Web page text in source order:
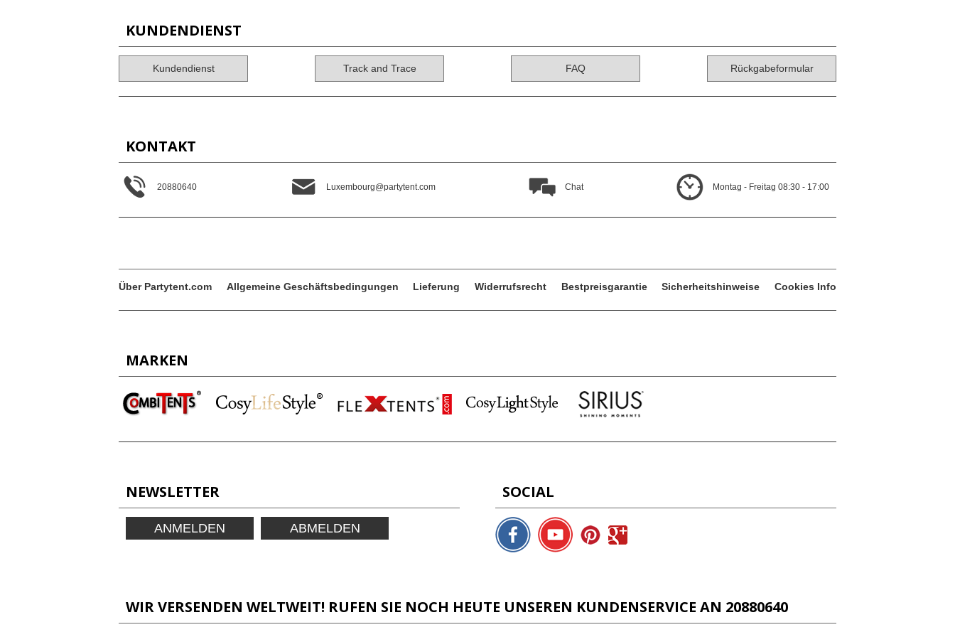
KUNDENDIENST
Kundendienst Track and Trace FAQ Rückgabeformular
KONTAKT
20880640 Luxembourg@partytent.com Chat Montag - Freitag 08:30 - 17:00
Über Partytent.com Allgemeine Geschäftsbedingungen Lieferung Widerrufsrecht Bestpreisgarantie Sicherheitshinweise Cookies Info
MARKEN
NEWSLETTER
ANMELDEN ABMELDEN
SOCIAL
WIR VERSENDEN WELTWEIT! RUFEN SIE NOCH HEUTE UNSEREN KUNDENSERVICE AN 20880640